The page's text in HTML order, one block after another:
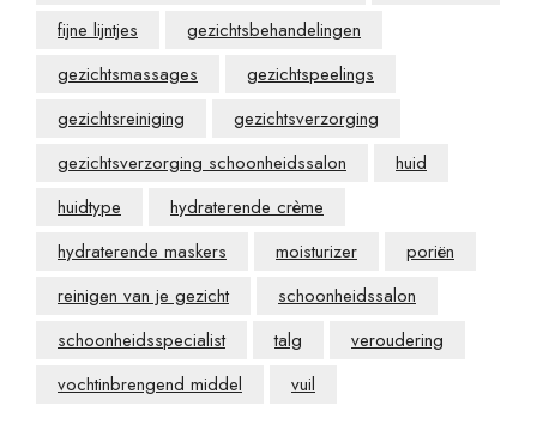
fijne lijntjes
gezichtsbehandelingen
gezichtsmassages
gezichtspeelings
gezichtsreiniging
gezichtsverzorging
gezichtsverzorging schoonheidssalon
huid
huidtype
hydraterende crème
hydraterende maskers
moisturizer
poriën
reinigen van je gezicht
schoonheidssalon
schoonheidsspecialist
talg
veroudering
vochtinbrengend middel
vuil